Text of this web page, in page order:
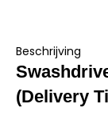
Beschrijving
(Delivery